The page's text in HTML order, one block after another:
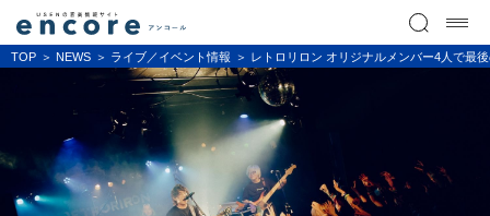
TOP NEWS ライブ／イベント情報 レトロリロン オリジナルメンバー4人で最